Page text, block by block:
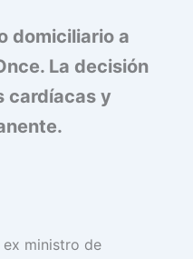
domiciliario a
La decisión
cardíacas y
ex ministro de